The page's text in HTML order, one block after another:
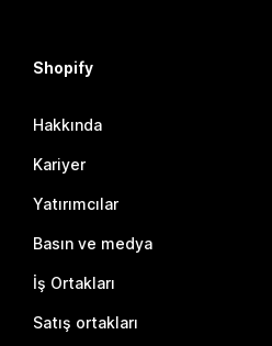
Shopify
Hakkında
Kariyer
Yatırımcılar
Basın ve medya
İş Ortakları
Satış ortakları